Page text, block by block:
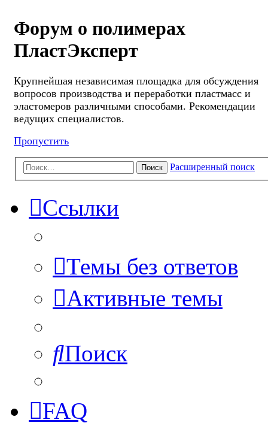
Форум о полимерах
ПластЭксперт
Крупнейшая независимая площадка для обсуждения
вопросов производства и переработки пластмасс и
эластомеров различными способами. Рекомендации
ведущих специалистов.
Пропустить
Поиск Расширенный поиск
Ссылки
Темы без ответов
Активные темы
Поиск
FAQ